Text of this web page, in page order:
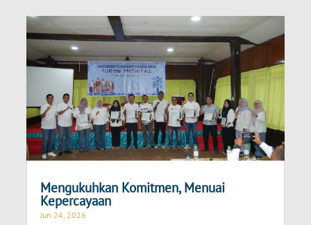
Mengukuhkan Komitmen, Menuai
Kepercayaan
Jun 24, 2026